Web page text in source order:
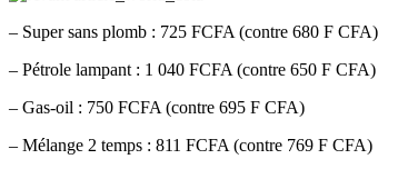
– Super sans plomb : 725 FCFA (contre 680 F CFA)
– Pétrole lampant : 1 040 FCFA (contre 650 F CFA)
– Gas-oil : 750 FCFA (contre 695 F CFA)
– Mélange 2 temps : 811 FCFA (contre 769 F CFA)